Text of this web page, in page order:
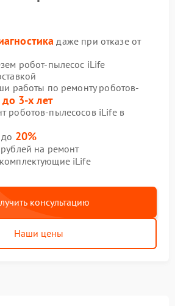
даже при отказе от
робот-пылесос iLife
работы по ремонту роботов-
до 3-х лет
роботов-пылесосов iLife в
20%
на ремонт
iLife
консультацию
Наши цены